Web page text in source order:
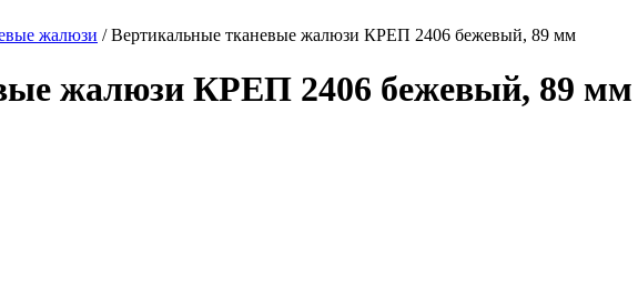
жалюзи / Вертикальные тканевые жалюзи КРЕП 2406 бежевый, 89 мм
жалюзи КРЕП 2406 бежевый, 89